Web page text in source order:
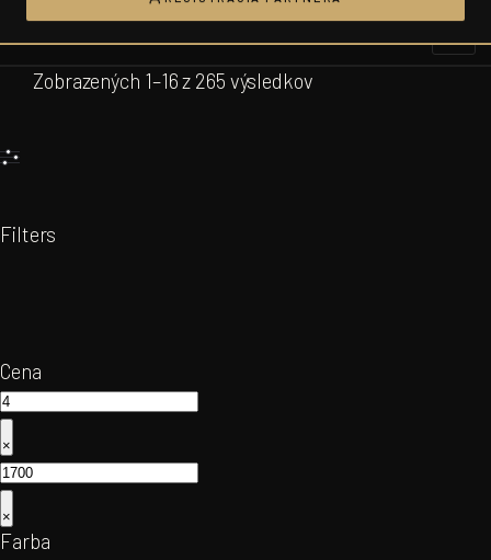
Prejsť
na
obsah
Zobrazených 1–16 z 265 výsledkov
Filters
Cena
×
×
Farba